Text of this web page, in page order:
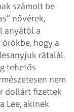
számolt be
nővérek,
anyától a
hogy a
rátalál.
tehetős
nem
dollárt fizettek
Lee, akinek